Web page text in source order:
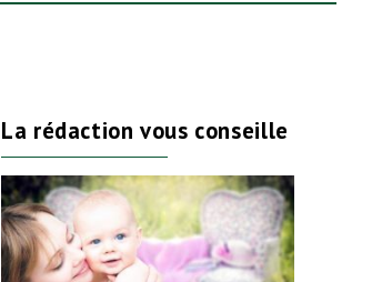
La rédaction vous conseille